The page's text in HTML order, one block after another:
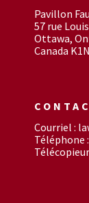
Pavillon
57 rue
Ottawa,
Canada
Courriel :
Téléphone